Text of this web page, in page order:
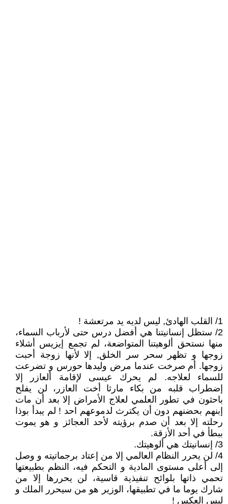
1/ القلب الهادئ, ليس لديه يد مرتعشة !
2/ ستظل إنسانيتنا هي أفضل درس حتى لأرباب السماء،
منها نستحق ألوهيتنا المتواضعة، لم تجمع إيزيس أشلاء
زوجها و تظهر سحر سر الخلق, إلا لأنها زوجة أحبت
زوجها. أم صرخت عندما مرض وليدها حورس و تضرعت
للسماء لعلاجه. لم يحرك عيسى لإقامة ألعازر إلا
إضطراب قلبه من بكاء مارثا أخت العازر، لن يفلح
باحثون في تطور العلمي لعلاج الأمراض إلا بعد أن مات
إبنهم بحضنهم دون أن يكترث لدموعهم احد ! لم يبدأ بوذا
رحلته إلا بعد أن صدم برؤيته لأحد العجائز و هو يموت
ببطأ في أحد الأزقة.
3/ إنسانيتك هي ألوهيتك.
4/ لن يحرر النظام العالمي إلا من إعتاد برجماتيته و وصل
إلى أعلى مستوى المادية و التحكم فيه، النظم بطبيعتها
تحمي ذاتها بلوائح تنفيذية قاسية، لن يحررها إلا من
شارك يوما ما في تطبيقها، الوزير هو من سيحرر الملك و
ليس العكس !